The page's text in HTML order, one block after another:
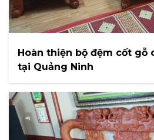
Hoàn thiện bộ đệm cốt gỗ
tại Quảng Ninh